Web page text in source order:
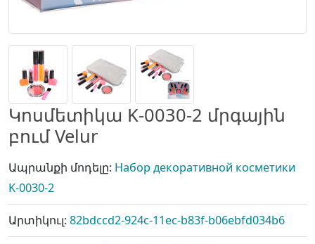
Կոսմետիկա K-0030-2 մրգային
բում Velur
Ապրանքի մոդելը: Набор декоративной косметики
K-0030-2
Արտիկուլ: 82bdccd2-924c-11ec-b83f-b06ebfd034b6